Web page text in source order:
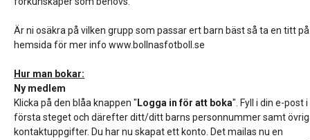
Är ni osäkra på vilken grupp som passar ert barn bäst så ta en titt
hemsida för mer info www.bollnasfotboll.se
Hur man bokar:
Ny medlem
Klicka på den blåa knappen " Logga in för att boka". Fyll i din e-post i
första steget och därefter ditt/ditt barns personnummer samt
kontaktuppgifter. Du har nu skapat ett konto. Det mailas nu en